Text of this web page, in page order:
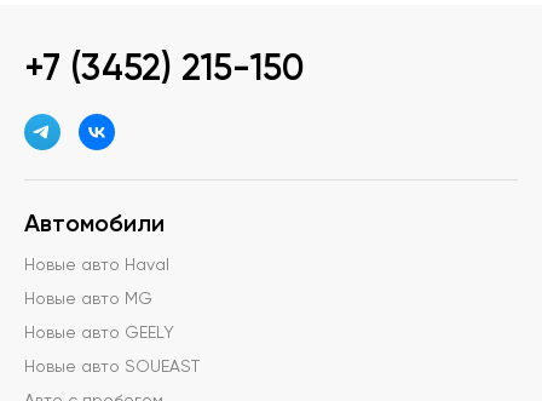
+7 (3452) 215-150
Автомобили
Новые авто Haval
Новые авто MG
Новые авто GEELY
Новые авто SOUEAST